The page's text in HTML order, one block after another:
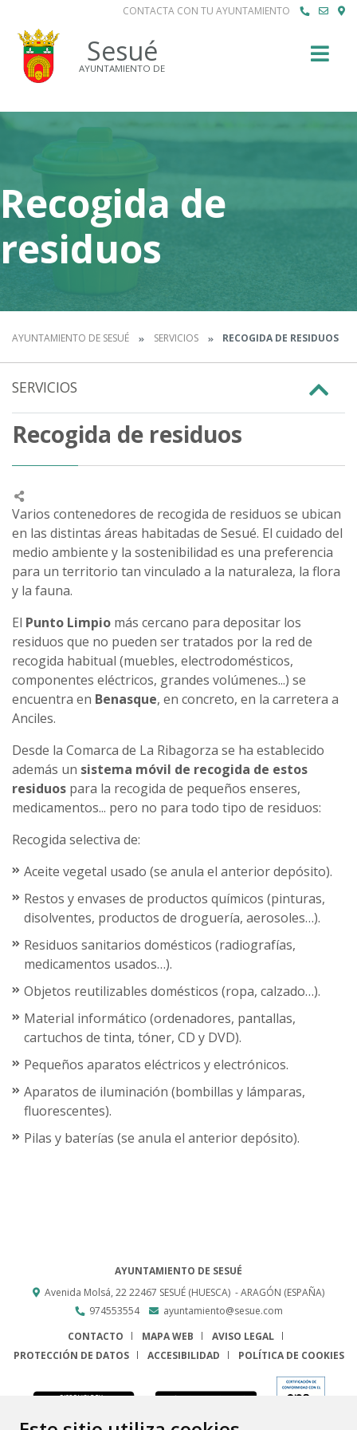
CONTACTA CON TU AYUNTAMIENTO
Sesué
AYUNTAMIENTO DE
Recogida de
residuos
AYUNTAMIENTO DE SESUÉ SERVICIOS RECOGIDA DE RESIDUOS
SERVICIOS
Recogida de residuos
Varios contenedores de recogida de residuos se ubican
en las distintas áreas habitadas de Sesué. El cuidado del
medio ambiente y la sostenibilidad es una preferencia
para un territorio tan vinculado a la naturaleza, la flora
y la fauna.
El Punto Limpio más cercano para depositar los
residuos que no pueden ser tratados por la red de
recogida habitual (muebles, electrodomésticos,
componentes eléctricos, grandes volúmenes...) se
encuentra en Benasque, en concreto, en la carretera a
Anciles.
Desde la Comarca de La Ribagorza se ha establecido
además un sistema móvil de recogida de estos
residuos para la recogida de pequeños enseres,
medicamentos... pero no para todo tipo de residuos:
Recogida selectiva de:
Aceite vegetal usado (se anula el anterior depósito).
Restos y envases de productos químicos (pinturas,
disolventes, productos de droguería, aerosoles…).
Residuos sanitarios domésticos (radiografías,
medicamentos usados…).
Objetos reutilizables domésticos (ropa, calzado…).
Material informático (ordenadores, pantallas,
cartuchos de tinta, tóner, CD y DVD).
Pequeños aparatos eléctricos y electrónicos.
Aparatos de iluminación (bombillas y lámparas,
fluorescentes).
Pilas y baterías (se anula el anterior depósito).
AYUNTAMIENTO DE SESUÉ
Avenida Molsá, 2222467 SESUÉ (HUESCA) - ARAGÓN (ESPAÑA)
974553554
ayuntamiento@sesue.com
CONTACTO
MAPA WEB
AVISO LEGAL
PROTECCIÓN DE DATOS
ACCESIBILIDAD POLÍTICA DE COOKIES